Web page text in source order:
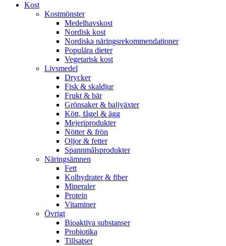
Kost
Kostmönster
Medelhavskost
Nordisk kost
Nordiska näringsrekommendationer
Populära dieter
Vegetarisk kost
Livsmedel
Drycker
Fisk & skaldjur
Frukt & bär
Grönsaker & baljväxter
Kött, fågel & ägg
Mejeriprodukter
Nötter & frön
Oljor & fetter
Spannmålsprodukter
Näringsämnen
Fett
Kolhydrater & fiber
Mineraler
Protein
Vitaminer
Övrigt
Bioaktiva substanser
Probiotika
Tillsatser